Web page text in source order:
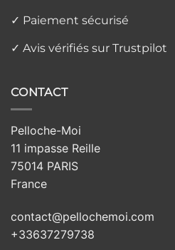
✓ Paiement sécurisé
✓ Avis vérifiés sur Trustpilot
CONTACT
Pelloche-Moi
11 impasse Reille
75014 PARIS
France
contact@pellochemoi.com
+33637279738